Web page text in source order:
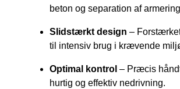
beton og separation af
Slidstærkt design –
til intensiv brug i krævende
Optimal kontrol – Præcis
hurtig og effektiv nedrivning.